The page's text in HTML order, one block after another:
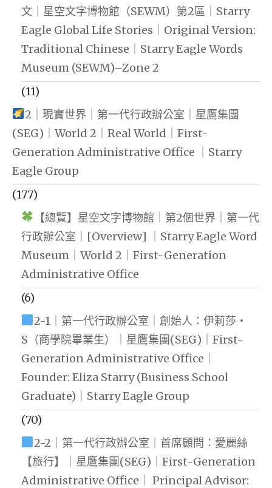
文｜星空文字博物館（SEWM）第2區｜Starry
Eagle Global Life Stories｜Original Version:
Traditional Chinese｜Starry Eagle Words
Museum (SEWM)–Zone 2
(11)
2｜現實世界｜第一代行政辦公室｜星鷹集團
(SEG)｜World 2｜Real World｜First-
Generation Administrative Office ｜Starry
Eagle Group
(177)
【總覽】星空文字博物館｜第2個世界｜第一代
行政辦公室｜[Overview] ｜Starry Eagle Word
Museum｜World 2｜First-Generation
Administrative Office
(6)
2-1｜第一代行政辦公室｜創始人：伊莉莎・
S（商學院畢業生）｜星鷹集團(SEG)｜First-
Generation Administrative Office｜
Founder: Eliza Starry (Business School
Graduate)｜Starry Eagle Group
(70)
2-2｜第一代行政辦公室｜首席顧問：愛麗絲
【旅行】｜星鷹集團(SEG)｜First-Generation
Administrative Office｜ Principal Advisor: